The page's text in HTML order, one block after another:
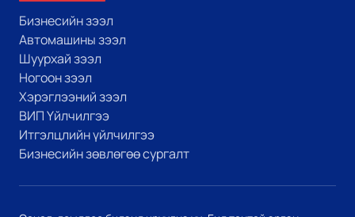
Бизнесийн зээл
Автомашины зээл
Шуурхай зээл
Ногоон зээл
Хэрэглээний зээл
ВИП Үйлчилгээ
Итгэлцлийн үйлчилгээ
Бизнесийн зөвлөгөө сургалт